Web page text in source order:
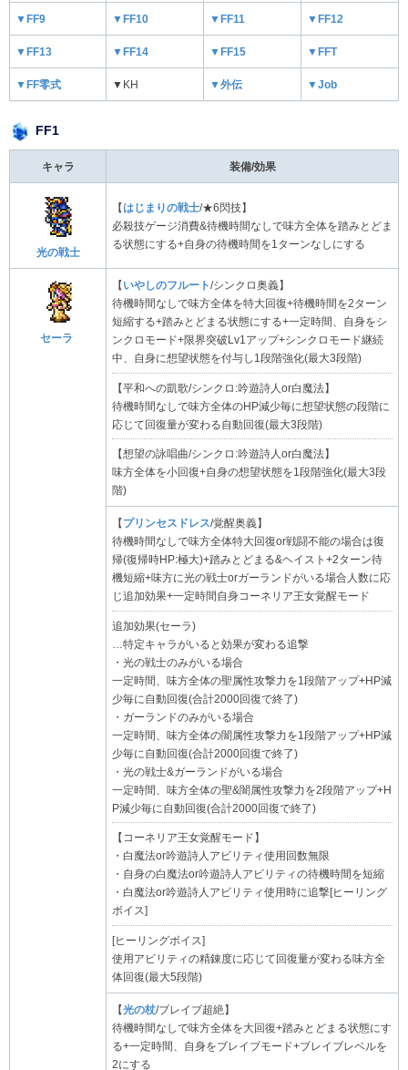
▼FF9 ▼FF10 ▼FF11 ▼FF12
▼FF13 ▼FF14 ▼FF15 ▼FFT
▼FF零式 ▼KH ▼外伝 ▼Job
FF1
キャラ 装備/効果
光の戦士
【はじまりの戦士/★6閃技】
必殺技ゲージ消費&待機時間なしで味方全体を踏みとどま
る状態にする+自身の待機時間を1ターンなしにする
セーラ
【 いやしのフルート/シンクロ奥義】
待機時間なしで味方全体を特大回復+待機時間を2ターン
短縮する+踏みとどまる状態にする+一定時間、自身をシ
ンクロモード+限界突破Lv1アップ+シンクロモード継続
中、自身に想望状態を付与し1段階強化(最大3段階)
【平和への凱歌/シンクロ:吟遊詩人or白魔法】
待機時間なしで味方全体のHP減少毎に想望状態の段階に
応じて回復量が変わる自動回復(最大3段階)
【想望の詠唱曲/シンクロ:吟遊詩人or白魔法】
味方全体を小回復+自身の想望状態を1段階強化(最大3段
階)
【 プリンセスドレス/覚醒奥義】
待機時間なしで味方全体特大回復or戦闘不能の場合は復
帰(復帰時HP:極大)+踏みとどまる&ヘイスト+2ターン待
機短縮+味方に光の戦士orガーランドがいる場合人数に応
じ追加効果+一定時間自身コーネリア王女覚醒モード
追加効果(セーラ)
…特定キャラがいると効果が変わる追撃
・光の戦士のみがいる場合
一定時間、味方全体の聖属性攻撃力を1段階アップ+HP減
少毎に自動回復(合計2000回復で終了)
・ガーランドのみがいる場合
一定時間、味方全体の闇属性攻撃力を1段階アップ+HP減
少毎に自動回復(合計2000回復で終了)
・光の戦士&ガーランドがいる場合
一定時間、味方全体の聖&闇属性攻撃力を2段階アップ+H
P減少毎に自動回復(合計2000回復で終了)
【コーネリア王女覚醒モード】
・白魔法or吟遊詩人アビリティ使用回数無限
・自身の白魔法or吟遊詩人アビリティの待機時間を短縮
・白魔法or吟遊詩人アビリティ使用時に追撃[ヒーリング
ボイス]
[ヒーリングボイス]
使用アビリティの精錬度に応じて回復量が変わる味方全
体回復(最大5段階)
【光の杖/ブレイブ超絶】
待機時間なしで味方全体を大回復+踏みとどまる状態にす
る+一定時間、自身をブレイブモード+ブレイブレベルを
2にする